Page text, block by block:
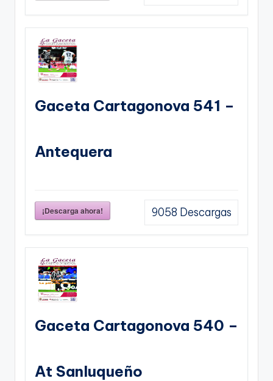
Gaceta Cartagonova 541 –
Antequera
¡Descarga ahora! 9058 Descargas
Gaceta Cartagonova 540 –
At Sanluqueño